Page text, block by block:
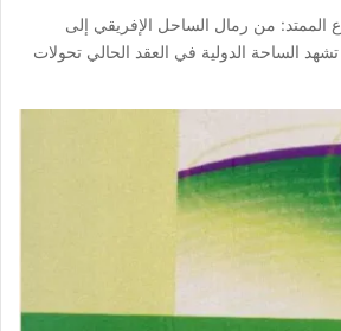
الممتد: من رمال الساحل الإفريقي إلى
الساحة الدولية في العقد الحالي تحولات